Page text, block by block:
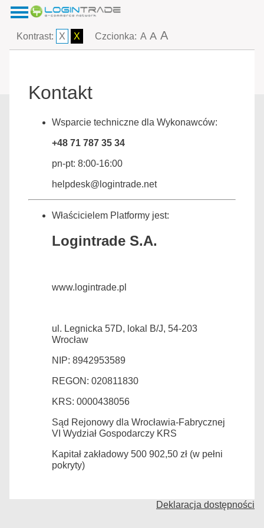
Kontrast: X X Czcionka: A A A
Kontakt
Wsparcie techniczne dla Wykonawców:
+48 71 787 35 34
pn-pt: 8:00-16:00
helpdesk@logintrade.net
Właścicielem Platformy jest:
Logintrade S.A.
www.logintrade.pl
ul. Legnicka 57D, lokal B/J, 54-203
Wrocław
NIP: 8942953589
REGON: 020811830
KRS: 0000438056
Sąd Rejonowy dla Wrocławia-Fabrycznej
VI Wydział Gospodarczy KRS
Kapitał zakładowy 500 902,50 zł (w pełni
pokryty)
Deklaracja dostępności